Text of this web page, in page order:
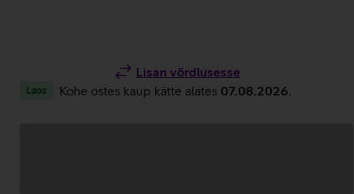
Lisan võrdlusesse
Laos Kohe ostes kaup kätte alates 07.08.2026